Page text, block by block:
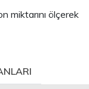
miktarını ölçerek